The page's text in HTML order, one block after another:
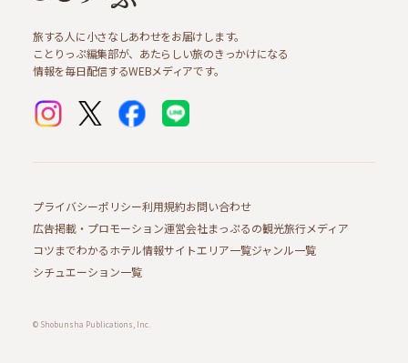
旅する人に小さなしあわせをお届けします。
ことりっぷ編集部が、あたらしい旅のきっかけになる
情報を毎日配信するWEBメディアです。
プライバシーポリシー利用規約お問い合わせ
広告掲載・プロモーション運営会社まっぷるの観光旅行メディア
コツまでわかるホテル情報サイトエリア一覧ジャンル一覧
シチュエーション一覧
© Shobunsha Publications, Inc.